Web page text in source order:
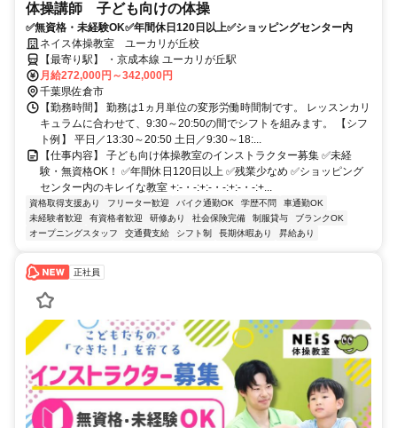
体操講師 子ども向けの体操
✅無資格・未経験OK✅年間休日120日以上✅ショッピングセンター内
ネイス体操教室 ユーカリが丘校
【最寄り駅】 ・京成本線 ユーカリが丘駅
月給272,000円～342,000円
千葉県佐倉市
【勤務時間】 勤務は1ヵ月単位の変形労働時間制です。 レッスンカリ
キュラムに合わせて、9:30～20:50の間でシフトを組みます。 【シフ
ト例】 平日／13:30～20:50 土日／9:30～18:...
【仕事内容】 子ども向け体操教室のインストラクター募集 ✅未経
験・無資格OK！ ✅年間休日120日以上 ✅残業少なめ ✅ショッピング
センター内のキレイな教室 +:-・-:+:-・-:+:-・-:+...
資格取得支援あり フリーター歓迎 バイク通勤OK 学歴不問
車通勤OK
未経験者歓迎
有資格者歓迎 研修あり 社会保険完備 制服貸与
ブランクOK
オープニングスタッフ
交通費支給 シフト制 長期休暇あり 昇給あり
正社員